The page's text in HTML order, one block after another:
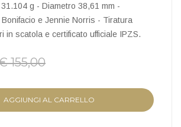
g - Diametro 38,61 mm -
e Jennie Norris - Tiratura
in scatola e certificato ufficiale IPZS.
155,00
AGGIUNGI AL CARRELLO